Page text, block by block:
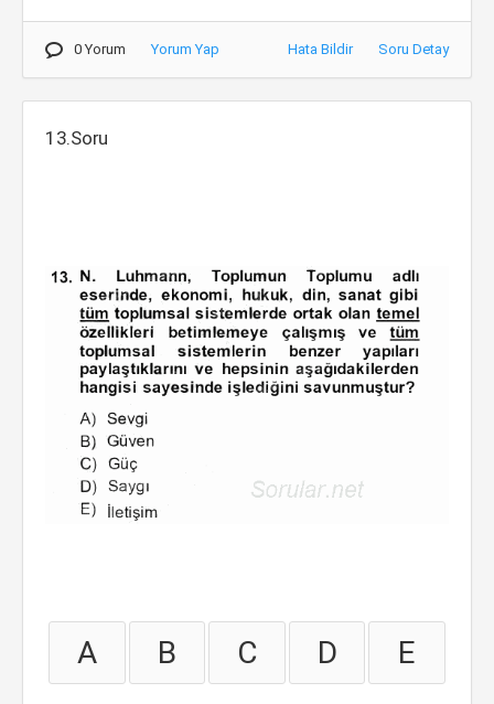
0 Yorum Yorum Yap Hata Bildir Soru Detay
13.Soru
A B C D E